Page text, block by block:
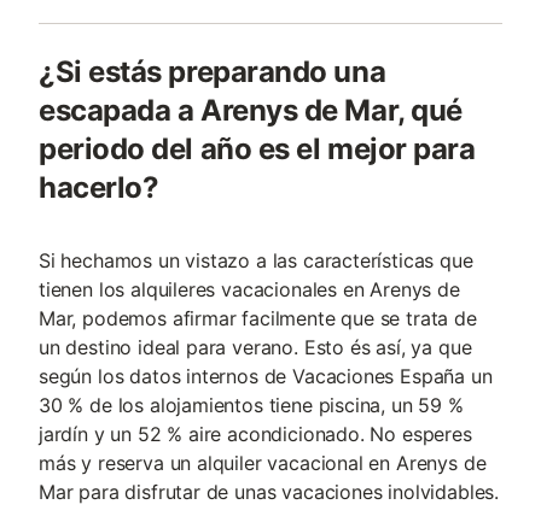
¿Si estás preparando una
escapada a Arenys de Mar, qué
periodo del año es el mejor para
hacerlo?
Si hechamos un vistazo a las características que
tienen los alquileres vacacionales en Arenys de
Mar, podemos afirmar facilmente que se trata de
un destino ideal para verano. Esto és así, ya que
según los datos internos de Vacaciones España un
30 % de los alojamientos tiene piscina, un 59 %
jardín y un 52 % aire acondicionado. No esperes
más y reserva un alquiler vacacional en Arenys de
Mar para disfrutar de unas vacaciones inolvidables.